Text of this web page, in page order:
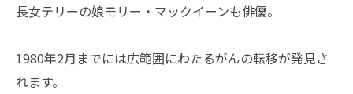
長女テリーの娘モリー・マックイーンも俳優。
1980年2月までには広範囲にわたるがんの転移が発見さ
れます。